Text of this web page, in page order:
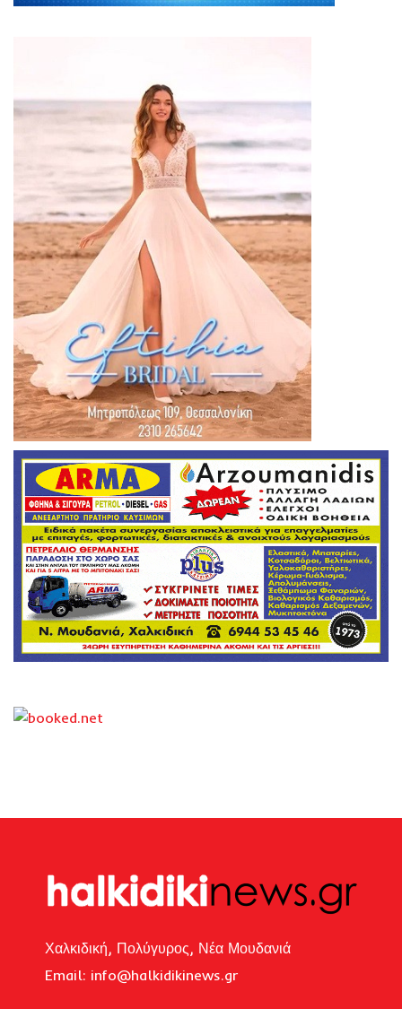
Χαλκιδική, Πολύγυρος, Νέα Μουδανιά
Email: info@halkidikinews.gr